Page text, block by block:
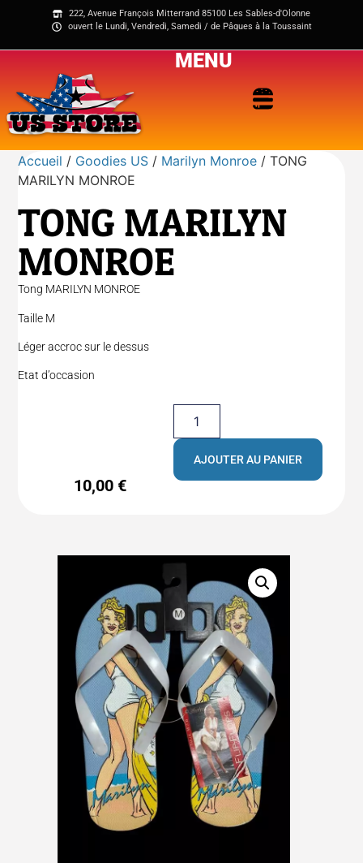
222, Avenue François Mitterrand 85100 Les Sables-d'Olonne
ouvert le Lundi, Vendredi, Samedi / de Pâques à la Toussaint
MENU
Accueil / Goodies US / Marilyn Monroe / TONG
MARILYN MONROE
TONG MARILYN
MONROE
Tong MARILYN MONROE
Taille M
Léger accroc sur le dessus
Etat d’occasion
10,00 €
AJOUTER AU PANIER